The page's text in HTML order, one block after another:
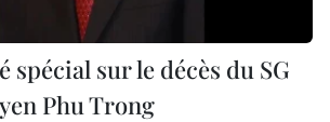
spécial sur le décès du SG
Phu Trong